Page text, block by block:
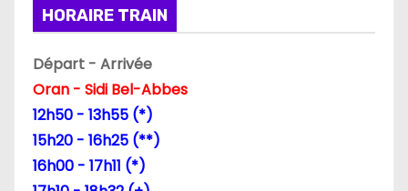
e
a
HORAIRE TRAIN
Départ - Arrivée
Oran - Sidi Bel-Abbes
12h50 - 13h55 (*)
15h20 - 16h25 (**)
16h00 - 17h11 (*)